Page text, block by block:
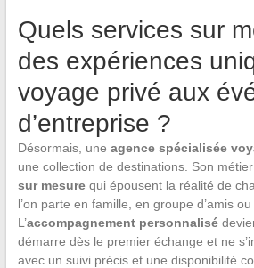
Quels services sur
des expériences
voyage privé aux
d’entreprise ?
Désormais, une agence spécialisée
une collection de destinations. Son
sur mesurequi épousent la réalité de
l’on parte en famille, en groupe d’amis
L’accompagnement personnalisé
démarre dès le premier échange et ne
avec un suivi précis et une disponibilité